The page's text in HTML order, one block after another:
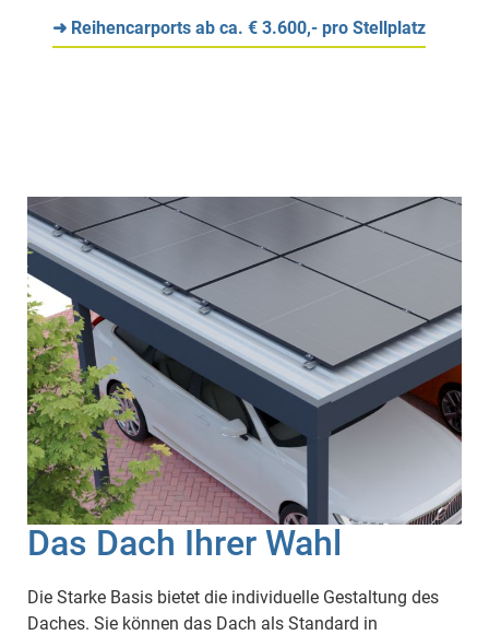
➜ Reihencarports ab ca. € 3.600,- pro Stellplatz
Das Dach Ihrer Wahl
Die Starke Basis bietet die individuelle Gestaltung des
Daches. Sie können das Dach als Standard in